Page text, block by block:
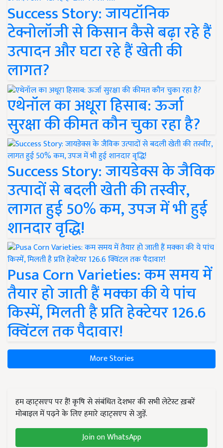
Success Story: जायटॉनिक
टेक्नोलॉजी से किसान कैसे बढ़ा रहे हैं
उत्पादन और घटा रहे हैं खेती की
लागत?
एथेनॉल का अधूरा हिसाब: ऊर्जा
सुरक्षा की कीमत कौन चुका रहा है?
Success Story: जायडेक्स के जैविक
उत्पादों से बदली खेती की तस्वीर,
लागत हुई 50% कम, उपज में भी हुई
शानदार वृद्धि!
Pusa Corn Varieties: कम समय में
तैयार हो जाती हैं मक्का की ये पांच
किस्में, मिलती है प्रति हेक्टेयर 126.6
क्विंटल तक पैदावार!
More Stories
हम व्हाट्सएप पर हैं! कृषि से संबंधित देशभर की सभी लेटेस्ट ख़बरें
मोबाइल में पढ़ने के लिए हमारे व्हाट्सएप से जुड़ें.
Join on WhatsApp